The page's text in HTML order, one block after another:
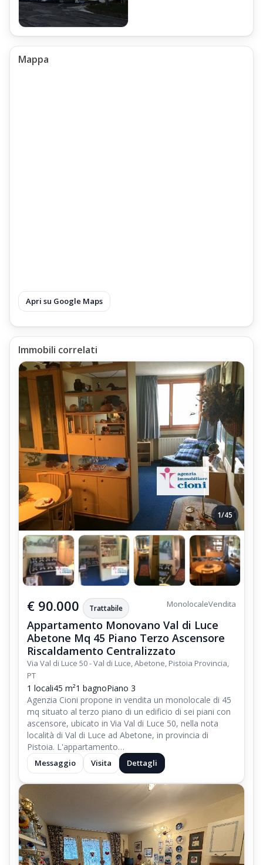
Mappa
Apri su Google Maps
Immobili correlati
1/45
€ 90.000 Trattabile MonolocaleVendita
Appartamento Monovano Val di Luce
Abetone Mq 45 Piano Terzo Ascensore
Riscaldamento Centralizzato
Via Val di Luce 50 - Val di Luce, Abetone, Pistoia Provincia,
PT
1 locali45 m²1 bagnoPiano 3
Agenzia Cioni propone in vendita un monolocale di 45
mq situato al terzo piano di un edificio di sei piani con
ascensore, ubicato in Via Val di Luce 50, nella nota
località di Val di Luce ad Abetone, in provincia di
Pistoia. L'appartamento…
Messaggio Visita Dettagli